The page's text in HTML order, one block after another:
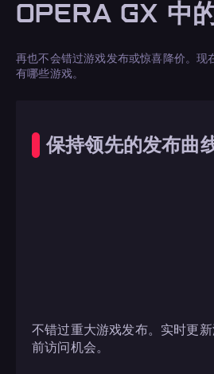
OPERA GX 中
再也不会错过游戏发布或惊喜降价。现
有哪些游戏。
保持领先的发布曲
不错过重大游戏发布。实时更
前访问机会。